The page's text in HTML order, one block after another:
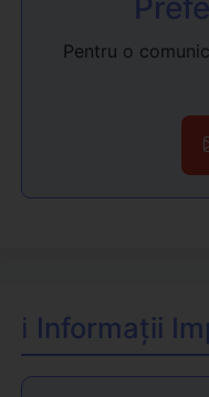
Pentru o
ℹ️ Informații